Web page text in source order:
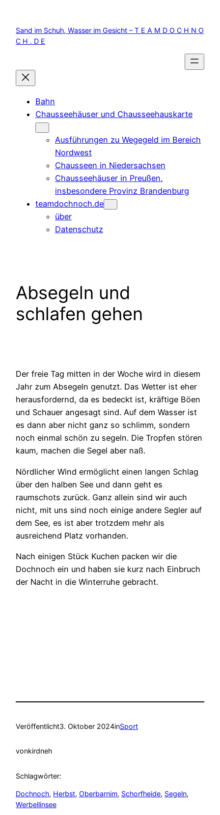
springen
Sand im Schuh, Wasser im Gesicht – T E A M D O C H N O
C H . D E
Bahn
Chausseehäuser und Chausseehauskarte
Ausführungen zu Wegegeld im Bereich
Nordwest
Chausseen in Niedersachsen
Chausseehäuser in Preußen,
insbesondere Provinz Brandenburg
teamdochnoch.de
über
Datenschutz
Absegeln und
schlafen gehen
Der freie Tag mitten in der Woche wird in diesem
Jahr zum Absegeln genutzt. Das Wetter ist eher
herausfordernd, da es bedeckt ist, kräftige Böen
und Schauer angesagt sind. Auf dem Wasser ist
es dann aber nicht ganz so schlimm, sondern
noch einmal schön zu segeln. Die Tropfen stören
kaum, machen die Segel aber naß.
Nördlicher Wind ermöglicht einen langen Schlag
über den halben See und dann geht es
raumschots zurück. Ganz allein sind wir auch
nicht, mit uns sind noch einige andere Segler auf
dem See, es ist aber trotzdem mehr als
ausreichend Platz vorhanden.
Nach einigen Stück Kuchen packen wir die
Dochnoch ein und haben sie kurz nach Einbruch
der Nacht in die Winterruhe gebracht.
Veröffentlicht3. Oktober 2024inSport
vonkirdneh
Schlagwörter:
Dochnoch, Herbst, Oberbarnim, Schorfheide, Segeln
Werbellinsee